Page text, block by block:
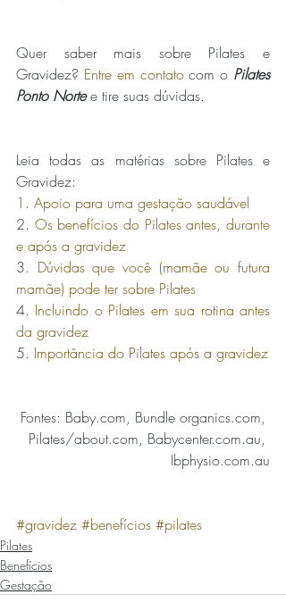
Quer saber mais sobre Pilates e
Gravidez? Entre em contato com o Pilates
Ponto Norte e tire suas dúvidas.
Leia todas as matérias sobre Pilates e
Gravidez:
1. Apoio para uma gestação saudável
2. Os benefícios do Pilates antes, durante
e após a gravidez
3. Dúvidas que você (mamãe ou futura
mamãe) pode ter sobre Pilates
4. Incluindo o Pilates em sua rotina antes
da gravidez
5. Importância do Pilates após a gravidez
Fontes: Baby.com, Bundle organics.com,
Pilates/about.com, Babycenter.com.au,
Ibphysio.com.au
#gravidez #benefícios #pilates
Pilates
Benefícios
Gestação